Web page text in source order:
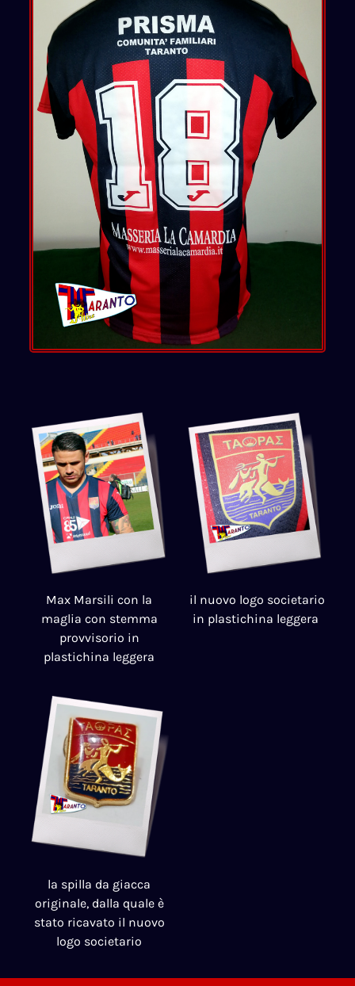
Max Marsili con la
maglia con stemma
provvisorio in
plastichina leggera
il nuovo logo societario
in plastichina leggera
la spilla da giacca
originale, dalla quale è
stato ricavato il nuovo
logo societario